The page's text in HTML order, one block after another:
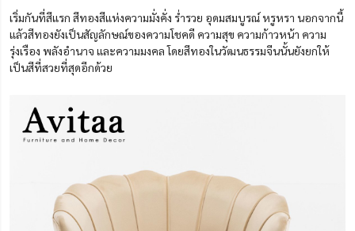
เริ่มกันที่สีแรก สีทองสีแห่งความมั่งคั่ง ร่ำรวย อุดมสมบูรณ์ หรูหรา นอกจากนี้
แล้วสีทองยังเป็นสัญลักษณ์ของความโชคดี ความสุข ความก้าวหน้า ความ
รุ่งเรือง พลังอำนาจ และความมงคล โดยสีทองในวัฒนธรรมจีนนั้นยังยกให้
เป็นสีที่สวยที่สุดอีกด้วย